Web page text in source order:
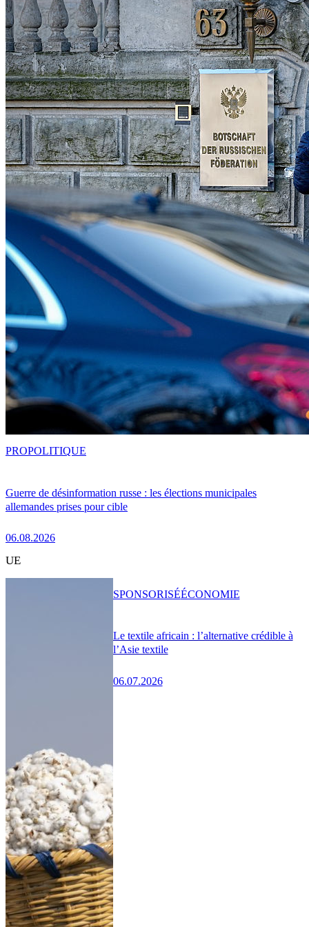
Guerre de désinformation russe : les élections municipales
allemandes prises pour cible
06.08.2026
PROPOLITIQUE
UE
Le textile africain : l’alternative crédible à
l’Asie textile
06.07.2026
SPONSORISÉÉCONOMIE